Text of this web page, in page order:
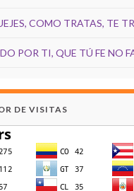
COMO TRATAS, TE
POR TI, QUE TÚ FE NO
DE VISITAS